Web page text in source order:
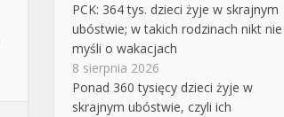
PCK: 364 tys. dzieci żyje w skrajnym
ubóstwie; w takich rodzinach nikt nie
myśli o wakacjach
8 sierpnia 2026
Ponad 360 tysięcy dzieci żyje w
skrajnym ubóstwie, czyli ich